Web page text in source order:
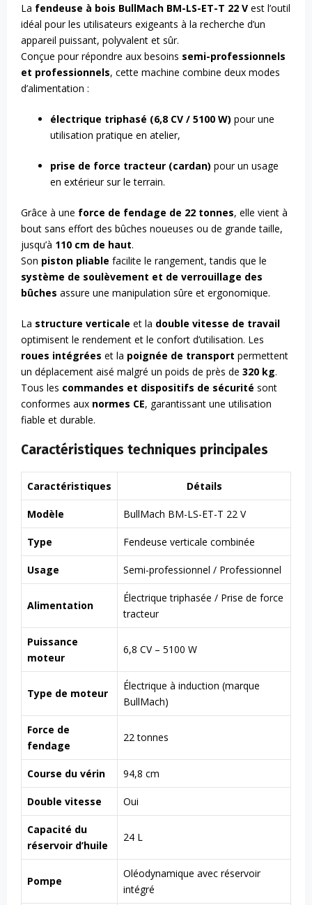
La fendeuse à bois BullMach BM-LS-ET-T 22 V est l’outil
idéal pour les utilisateurs exigeants à la recherche d’un
appareil puissant, polyvalent et sûr.
Conçue pour répondre aux besoins semi-professionnels
et professionnels, cette machine combine deux modes
d’alimentation :
électrique triphasé (6,8 CV / 5100 W) pour une
utilisation pratique en atelier,
prise de force tracteur (cardan) pour un usage
en extérieur sur le terrain.
Grâce à une force de fendage de 22 tonnes, elle vient à
bout sans effort des bûches noueuses ou de grande taille,
jusqu’à 110 cm de haut.
Son piston pliable facilite le rangement, tandis que le
système de soulèvement et de verrouillage des
bûches assure une manipulation sûre et ergonomique.
La structure verticale et la double vitesse de travail
optimisent le rendement et le confort d’utilisation. Les
roues intégrées et la poignée de transport permettent
un déplacement aisé malgré un poids de près de 320 kg.
Tous les commandes et dispositifs de sécurité sont
conformes aux normes CE, garantissant une utilisation
fiable et durable.
Caractéristiques techniques principales
Caractéristiques Détails
Modèle BullMach BM-LS-ET-T 22 V
Type Fendeuse verticale combinée
Usage Semi-professionnel / Professionnel
Alimentation
Électrique triphasée / Prise de force
tracteur
Puissance
moteur
6,8 CV – 5100 W
Type de moteur
Électrique à induction (marque
BullMach)
Force de
fendage
22 tonnes
Course du vérin 94,8 cm
Double vitesse Oui
Capacité du
réservoir d’huile
24 L
Pompe
Oléodynamique avec réservoir
intégré